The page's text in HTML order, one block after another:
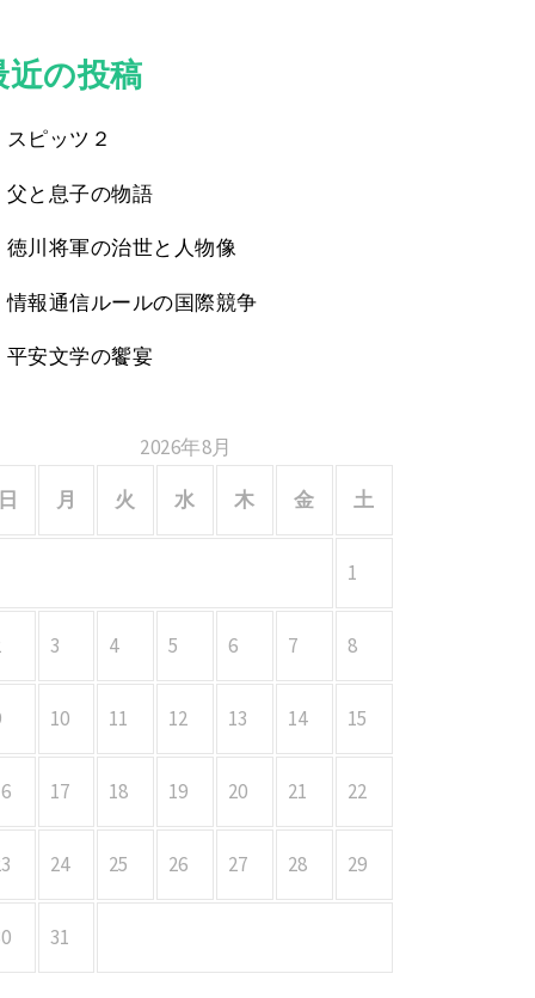
近の投稿
スピッツ２
父と息子の物語
徳川将軍の治世と人物像
情報通信ルールの国際競争
平安文学の饗宴
2026年8月
月 火 水 木 金 土
1
3 4 5 6 7 8
10 11 12 13 14 15
17 18 19 20 21 22
24 25 26 27 28 29
31